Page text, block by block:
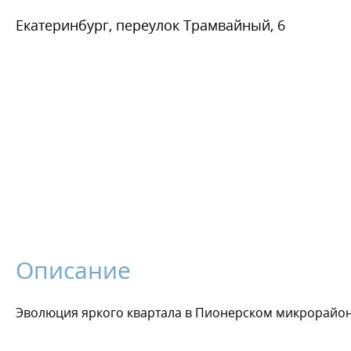
Екатеринбург, переулок Трамвайный, 6
Описание
Эволюция яркого квартала в Пионерском